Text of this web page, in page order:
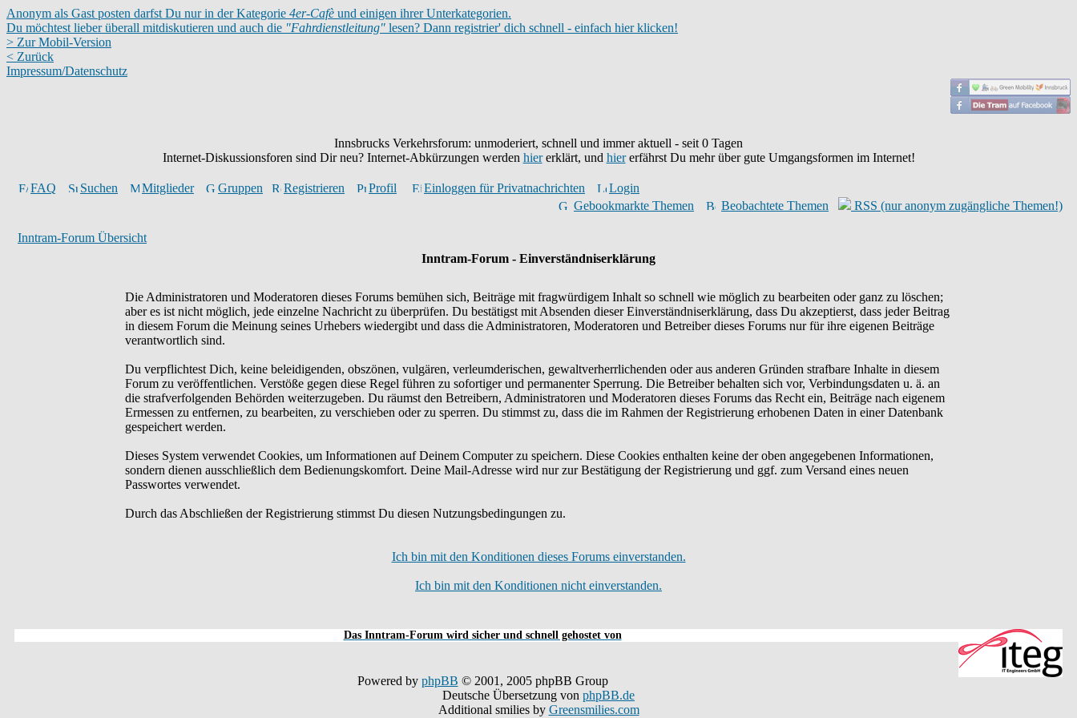
Anonym als Gast posten darfst Du nur in der Kategorie 4er-Cafè und einigen ihrer Unterkategorien.
Du möchtest lieber überall mitdiskutieren und auch die "Fahrdienstleitung" lesen? Dann registrier' dich schnell - einfach hier klicken!
> Zur Mobil-Version
< Zurück
Impressum/Datenschutz
Innsbrucks Verkehrsforum: unmoderiert, schnell und immer aktuell - seit 0 Tagen
Internet-Diskussionsforen sind Dir neu? Internet-Abkürzungen werden hiererklärt, und hiererfährst Du mehr über gute Umgangsformen im Internet!
FAQ Suchen Mitglieder Gruppen Registrieren Profil Einloggen für Privatnachrichten
Login
Gebookmarkte Themen
Beobachtete Themen RSS (nur anonym zugängliche Themen!)
Inntram-Forum Übersicht
Inntram-Forum - Einverständniserklärung
Die Administratoren und Moderatoren dieses Forums bemühen sich, Beiträge mit fragwürdigem Inhalt so schnell wie möglich zu bearbeiten oder ganz zu löschen;
aber es ist nicht möglich, jede einzelne Nachricht zu überprüfen. Du bestätigst mit Absenden dieser Einverständniserklärung, dass Du akzeptierst, dass jeder Beitrag
in diesem Forum die Meinung seines Urhebers wiedergibt und dass die Administratoren, Moderatoren und Betreiber dieses Forums nur für ihre eigenen Beiträge
verantwortlich sind.
Du verpflichtest Dich, keine beleidigenden, obszönen, vulgären, verleumderischen, gewaltverherrlichenden oder aus anderen Gründen strafbare Inhalte in diesem
Forum zu veröffentlichen. Verstöße gegen diese Regel führen zu sofortiger und permanenter Sperrung. Die Betreiber behalten sich vor, Verbindungsdaten u. ä. an
die strafverfolgenden Behörden weiterzugeben. Du räumst den Betreibern, Administratoren und Moderatoren dieses Forums das Recht ein, Beiträge nach eigenem
Ermessen zu entfernen, zu bearbeiten, zu verschieben oder zu sperren. Du stimmst zu, dass die im Rahmen der Registrierung erhobenen Daten in einer Datenbank
gespeichert werden.
Dieses System verwendet Cookies, um Informationen auf Deinem Computer zu speichern. Diese Cookies enthalten keine der oben angegebenen Informationen,
sondern dienen ausschließlich dem Bedienungskomfort. Deine Mail-Adresse wird nur zur Bestätigung der Registrierung und ggf. zum Versand eines neuen
Passwortes verwendet.
Durch das Abschließen der Registrierung stimmst Du diesen Nutzungsbedingungen zu.
Ich bin mit den Konditionen dieses Forums einverstanden.
Ich bin mit den Konditionen nicht einverstanden.
Das Inntram-Forum wird sicher und schnell gehostet von
Powered by phpBB © 2001, 2005 phpBB Group
Deutsche Übersetzung von phpBB.de
Additional smilies by Greensmilies.com